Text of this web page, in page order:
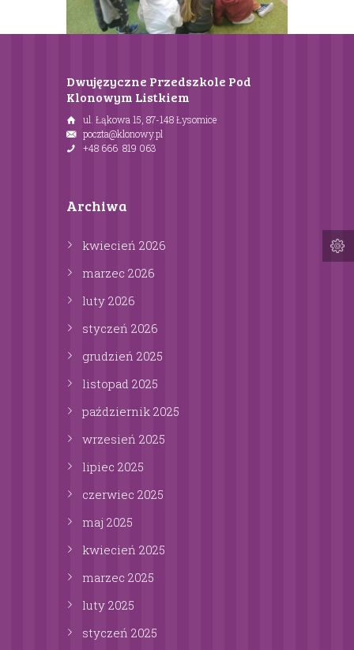
Dwujęzyczne Przedszkole Pod
Klonowym Listkiem
ul. Łąkowa 15, 87-148 Łysomice
poczta@klonowy.pl
+48 666 819 063
Archiwa
kwiecień 2026
marzec 2026
luty 2026
styczeń 2026
grudzień 2025
listopad 2025
październik 2025
wrzesień 2025
lipiec 2025
czerwiec 2025
maj 2025
kwiecień 2025
marzec 2025
luty 2025
styczeń 2025